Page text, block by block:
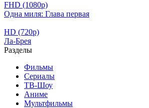
FHD (1080p)
Одна миля: Глава первая
HD (720p)
Ла-Брея
Разделы
Фильмы
Сериалы
ТВ-Шоу
Аниме
Мультфильмы